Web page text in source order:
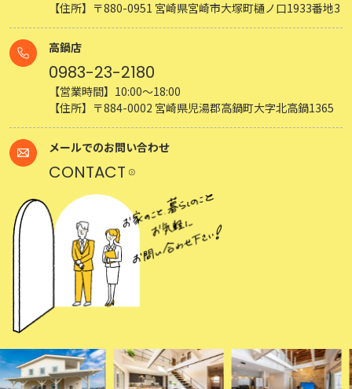
【住所】〒880-0951 宮崎県宮崎市大塚町樋ノ口1933番地3
高鍋店
0983-23-2180
【営業時間】10:00～18:00
【住所】〒884-0002 宮崎県児湯郡高鍋町大字北高鍋1365
メールでのお問い合わせ
CONTACT